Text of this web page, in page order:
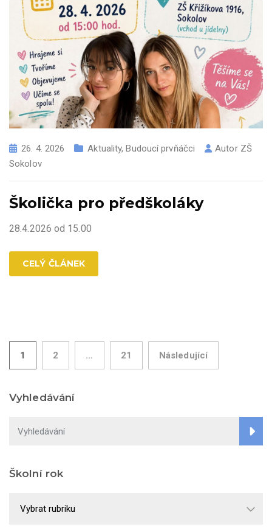
26. 4. 2026 Aktuality,Budoucí prvňáčci Autor ZŠ
Sokolov
Školička pro předškoláky
28.4.2026 od 15.00
CELÝ ČLÁNEK
Stránkování
1 2 … 21 Následující
Vyhledávání
Školní rok
rok